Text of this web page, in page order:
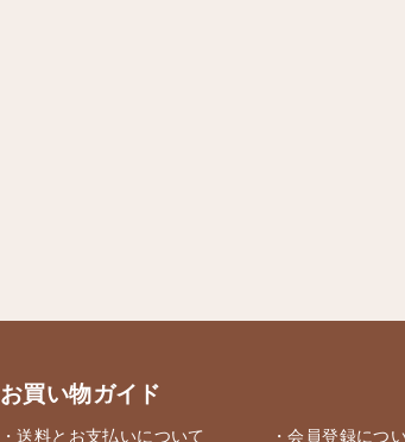
お買い物ガイド
・送料とお支払いについて ・会員登録につ